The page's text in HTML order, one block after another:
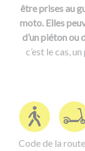
être prises au
moto. Elles
d’un piéton ou
c’est le cas,
Code de la